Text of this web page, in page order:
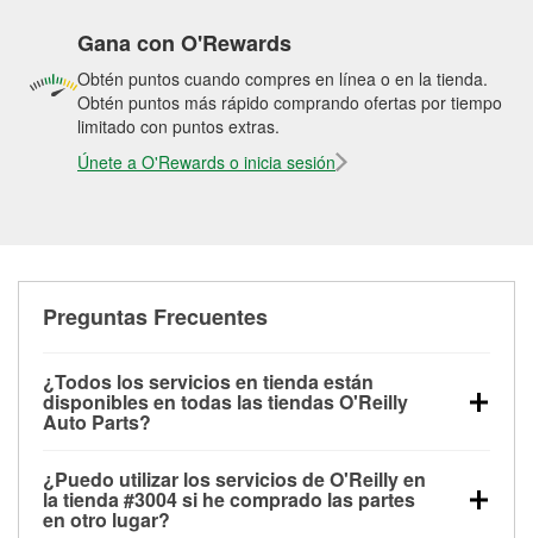
Gana con O'Rewards
Obtén puntos cuando compres en línea o en la tienda.
Obtén puntos más rápido comprando ofertas por tiempo
limitado con puntos extras.
Únete a O'Rewards o inicia sesión
Preguntas Frecuentes
¿Todos los servicios en tienda están
disponibles en todas las tiendas O'Reilly
Auto Parts?
las pruebas de batería, pruebas de alternador y
motor de arranque, revisión de la luz “Check Engine”
¿Puedo utilizar los servicios de O'Reilly en
la tienda #3004 si he comprado las partes
en otro lugar?